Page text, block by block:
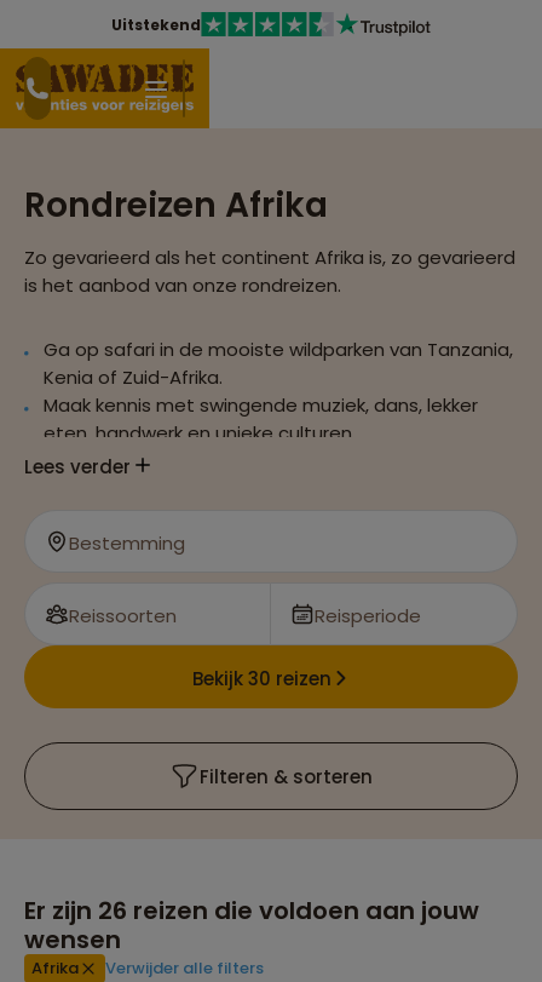
Uitstekend
Rondreizen Afrika
Zo gevarieerd als het continent Afrika is, zo gevarieerd
is het aanbod van onze rondreizen.
Ga op safari in de mooiste wildparken van Tanzania,
Kenia of Zuid-Afrika.
Maak kennis met swingende muziek, dans, lekker
eten, handwerk en unieke culturen.
Bezoek indrukwekkende steden als Johannesburg,
Lees verder
Bestemming
Reissoorten Reisperiode
Bekijk 30 reizen
Filteren & sorteren
Er zijn 26 reizen die voldoen aan jouw
wensen
Afrika Verwijder alle filters